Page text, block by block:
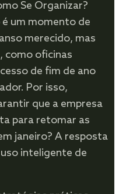
Se Organizar?
é um momento de
merecido, mas
como oficinas
de fim de ano
Por isso,
que a empresa
para retomar as
janeiro? A resposta
inteligente de